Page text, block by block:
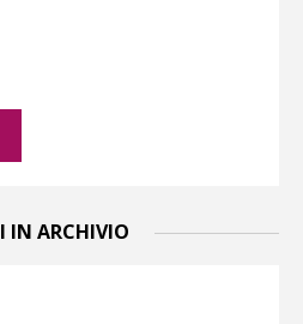
IN ARCHIVIO